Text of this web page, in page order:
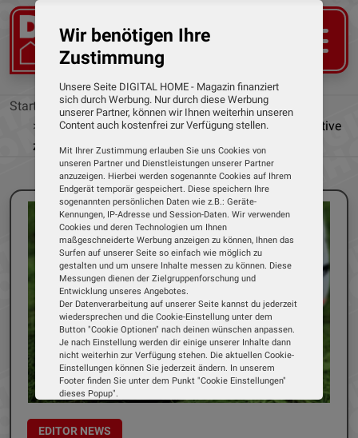
Startseite
News
„Multiview“ und „Match-Alarm“: Sky mit Alternative
zur Bundesliga-Konferenz bei DAZN
EDITOR NEWS
Wir benötigen Ihre
Zustimmung
Unsere Seite DIGITAL HOME - Magazin finanziert
sich durch Werbung. Nur durch diese Werbung
unserer Partner, können wir Ihnen weiterhin unseren
Content auch kostenfrei zur Verfügung stellen.
Mit Ihrer Zustimmung erlauben Sie uns Cookies von
unseren Partner und Dienstleistungen unserer Partner
anzuzeigen. Hierbei werden sogenannte Cookies auf Ihrem
Endgerät temporär gespeichert. Diese speichern Ihre
sogenannten persönlichen Daten wie z.B.: Geräte-
Kennungen, IP-Adresse und Session-Daten. Wir verwenden
Cookies und deren Technologien um Ihnen
maßgeschneiderte Werbung anzeigen zu können, Ihnen das
Surfen auf unserer Seite so einfach wie möglich zu
gestalten und um unsere Inhalte messen zu können. Diese
Messungen dienen der Zielgruppenforschung und
Entwicklung unseres Angebotes.
Der Datenverarbeitung auf unserer Seite kannst du jederzeit
wiedersprechen und die Cookie-Einstellung unter dem
Button "Cookie Optionen" nach deinen wünschen anpassen.
Je nach Einstellung werden dir einige unserer Inhalte dann
nicht weiterhin zur Verfügung stehen. Die aktuellen Cookie-
Einstellungen können Sie jederzeit ändern. In unserem
Footer finden Sie unter dem Punkt "Cookie Einstellungen"
dieses Popup".
Wir verwenden Cookies, um Ihnen die bestmögliche
Erfahrung auf unserer Website zu bieten. Erfahren Sie mehr
darüber, wie wir Cookies verwenden und wie Sie Ihre